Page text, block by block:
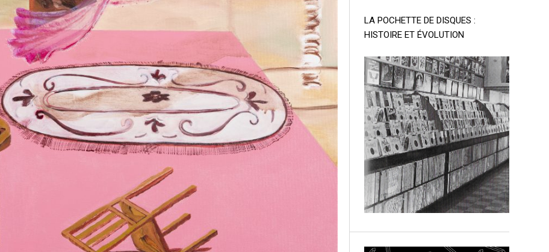
LA POCHETTE DE DISQUES :
HISTOIRE ET ÉVOLUTION